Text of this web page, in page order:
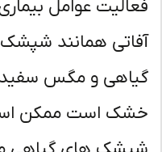
عوامل
همانند شپشک
و مگس سفید
است ممکن است